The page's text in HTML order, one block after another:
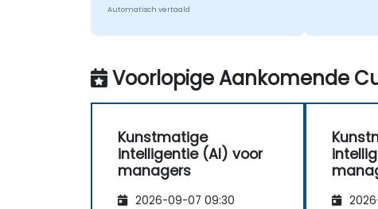
Automatisch vertaald
Voorlopige Aankomende
Kunstmatige
intelligentie (AI) voor
managers
2026-09-07 09:30